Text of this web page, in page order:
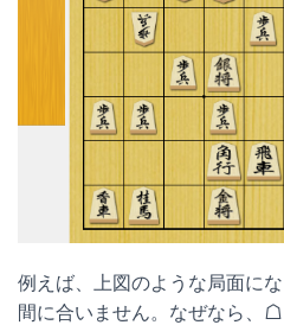
例えば、上図のような局面に
間に合いません。なぜなら、